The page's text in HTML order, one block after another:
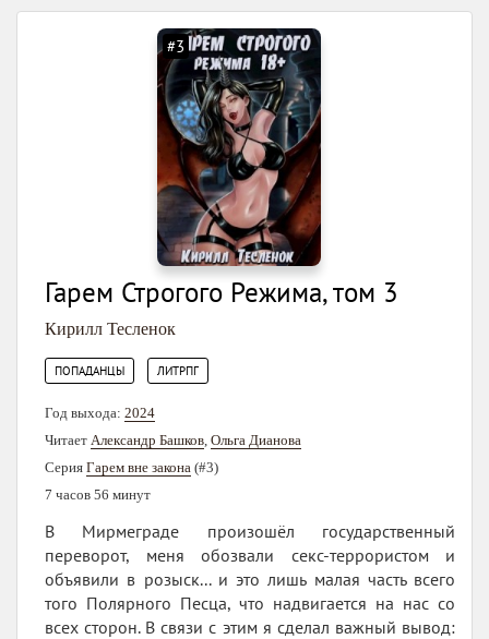
#3
Гарем Строгого Режима, том 3
Кирилл Тесленок
ПОПАДАНЦЫ ЛИТРПГ
Год выхода: 2024
Читает Александр Башков, Ольга Дианова
Серия Гарем вне закона (#3)
7 часов 56 минут
В Мирмеграде произошёл государственный
переворот, меня обозвали секс-террористом и
объявили в розыск... и это лишь малая часть всего
того Полярного Песца, что надвигается на нас со
всех сторон. В связи с этим я сделал важный вывод: